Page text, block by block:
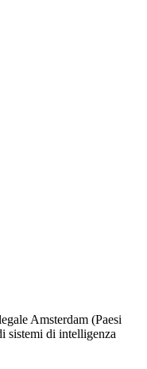
Amsterdam (Paesi
sistemi di intelligenza